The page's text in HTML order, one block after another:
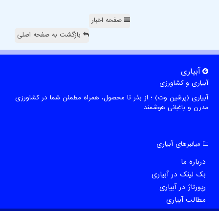
صفحه اخبار
بازگشت به صفحه اصلی
آبیاری
آبیاری و کشاورزی
آبیاری (پرشین وت) ؛ از بذر تا محصول، همراه مطمئن شما در کشاورزی
مدرن و باغبانی هوشمند
میانبرهای آبیاری
درباره ما
بک لینک در آبیاری
رپورتاژ در آبیاری
مطالب آبیاری